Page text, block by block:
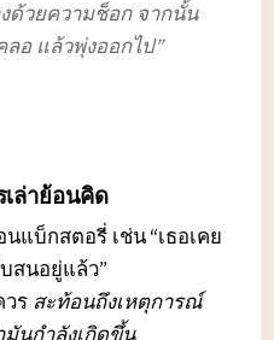
ด้วยความช็อก จากนั้น
ลอ แล้วพุ่งออกไป”
ล่าย้อนคิด
แบ็กสตอรี่ เช่น “เธอเคย
สนอยู่แล้ว”
วร สะท้อนถึงเหตุการณ์
มันกำลังเกิดขึ้น